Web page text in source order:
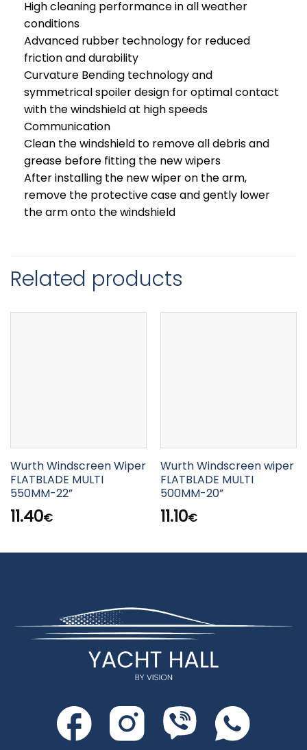
High cleaning performance in all weather
conditions
Advanced rubber technology for reduced
friction and durability
Curvature Bending technology and
symmetrical spoiler design for optimal contact
with the windshield at high speeds
Communication
Clean the windshield to remove all debris and
grease before fitting the new wipers
After installing the new wiper on the arm,
remove the protective case and gently lower
the arm onto the windshield
Related products
Wurth Windscreen Wiper
FLATBLADE MULTI
550MM-22”
11.40€
Wurth Windscreen wiper
FLATBLADE MULTI
500MM-20”
11.10€